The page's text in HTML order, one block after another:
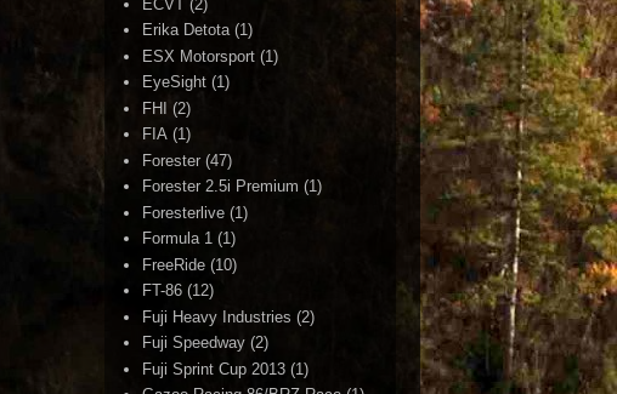
ECVT (2)
Erika Detota (1)
ESX Motorsport (1)
EyeSight (1)
FHI
(2)
FIA (1)
Forester (47)
Forester 2.5i Premium (1)
Foresterlive (1)
Formula 1 (1)
FreeRide (10)
FT-86 (12)
Fuji Heavy Industries (2)
Fuji Speedway (2)
Fuji Sprint Cup 2013 (1)